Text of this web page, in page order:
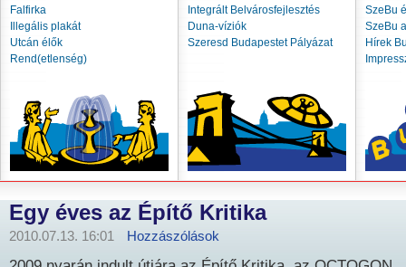
Falfirka
Illegális plakát
Utcán élők
Rend(etlenség)
Integrált Belvárosfejlesztés
Duna-víziók
Szeresd Budapestet Pályázat
SzeBu
SzeBu
Hírek
Egy éves az Építő Kritika
2010.07.13. 16:01 Hozzászólások